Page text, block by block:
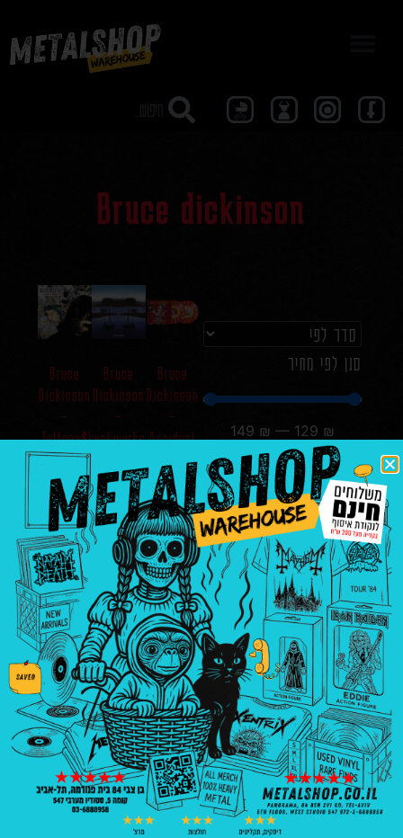
Bruce dickinson
סנן לפי מחיר
₪
129
—
₪
149
Bruce
Dickinson
–
Accident
Of Birth
₪139.00
הוספה
לסל
Bruce
Dickinson
–
Skunkworks
₪149.00
הוספה
לסל
Bruce
Dickinson
–
Tattooed
Millionaire
129.00
הוספה
לסל
בניין פנורמה, בן צבי 84, ת"א קומה 5, סטודיו
547